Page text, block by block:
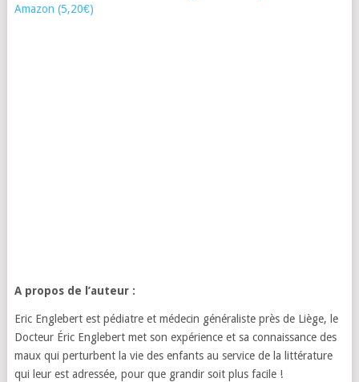
Amazon (5,20€)
A propos de l’auteur :
Eric Englebert est pédiatre et médecin généraliste près de Liège, le
Docteur Éric Englebert met son expérience et sa connaissance des
maux qui perturbent la vie des enfants au service de la littérature
qui leur est adressée, pour que grandir soit plus facile !